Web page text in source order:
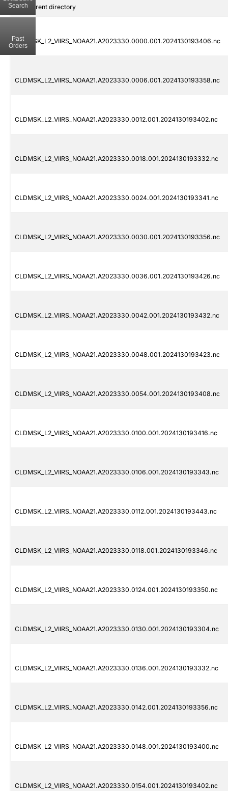
.. Parent directory
CLDMSK_L2_VIIRS_NOAA21.A2023330.0000.001.2024130193406.nc
CLDMSK_L2_VIIRS_NOAA21.A2023330.0006.001.2024130193358.nc
CLDMSK_L2_VIIRS_NOAA21.A2023330.0012.001.2024130193402.nc
CLDMSK_L2_VIIRS_NOAA21.A2023330.0018.001.2024130193332.nc
CLDMSK_L2_VIIRS_NOAA21.A2023330.0024.001.2024130193341.nc
CLDMSK_L2_VIIRS_NOAA21.A2023330.0030.001.2024130193356.nc
CLDMSK_L2_VIIRS_NOAA21.A2023330.0036.001.2024130193426.nc
CLDMSK_L2_VIIRS_NOAA21.A2023330.0042.001.2024130193432.nc
CLDMSK_L2_VIIRS_NOAA21.A2023330.0048.001.2024130193423.nc
CLDMSK_L2_VIIRS_NOAA21.A2023330.0054.001.2024130193408.nc
CLDMSK_L2_VIIRS_NOAA21.A2023330.0100.001.2024130193416.nc
CLDMSK_L2_VIIRS_NOAA21.A2023330.0106.001.2024130193343.nc
CLDMSK_L2_VIIRS_NOAA21.A2023330.0112.001.2024130193443.nc
CLDMSK_L2_VIIRS_NOAA21.A2023330.0118.001.2024130193346.nc
CLDMSK_L2_VIIRS_NOAA21.A2023330.0124.001.2024130193350.nc
CLDMSK_L2_VIIRS_NOAA21.A2023330.0130.001.2024130193304.nc
CLDMSK_L2_VIIRS_NOAA21.A2023330.0136.001.2024130193332.nc
CLDMSK_L2_VIIRS_NOAA21.A2023330.0142.001.2024130193356.nc
CLDMSK_L2_VIIRS_NOAA21.A2023330.0148.001.2024130193400.nc
CLDMSK_L2_VIIRS_NOAA21.A2023330.0154.001.2024130193402.nc
Search
Past
Orders